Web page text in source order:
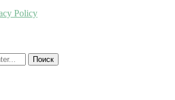
Policy
Поиск